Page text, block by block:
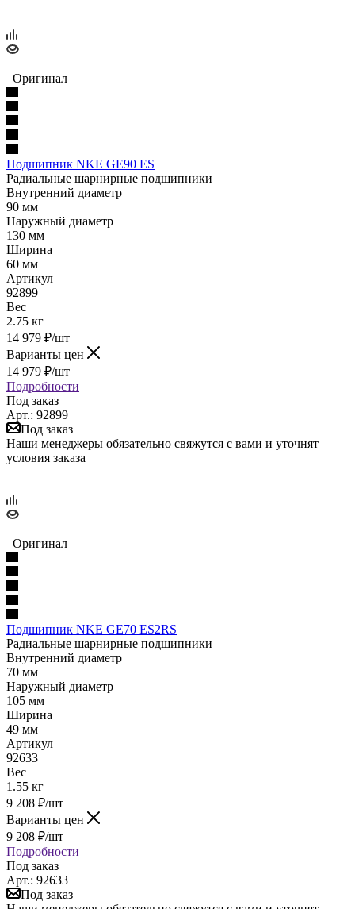
Оригинал
Подшипник NKE GE90 ES
Радиальные шарнирные подшипники
Внутренний диаметр
90 мм
Наружный диаметр
130 мм
Ширина
60 мм
Артикул
92899
Вес
2.75 кг
14 979 ₽/шт
Варианты цен
14 979 ₽/шт
Подробности
Под заказ
Арт.: 92899
Под заказ
Наши менеджеры обязательно свяжутся с вами и уточнят
условия заказа
Оригинал
Подшипник NKE GE70 ES2RS
Радиальные шарнирные подшипники
Внутренний диаметр
70 мм
Наружный диаметр
105 мм
Ширина
49 мм
Артикул
92633
Вес
1.55 кг
9 208 ₽/шт
Варианты цен
9 208 ₽/шт
Подробности
Под заказ
Арт.: 92633
Под заказ